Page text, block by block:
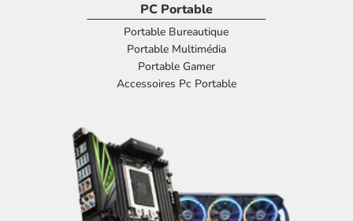
PC Portable
Portable Bureautique
Portable Multimédia
Portable Gamer
Accessoires Pc Portable